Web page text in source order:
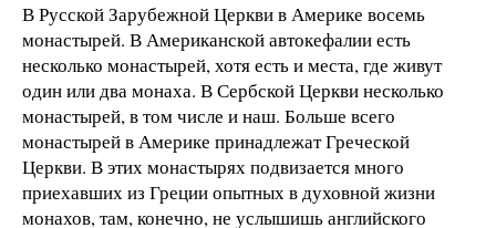
В Русской Зарубежной Церкви в Америке восемь
монастырей. В Американской автокефалии есть
несколько монастырей, хотя есть и места, где живут
один или два монаха. В Сербской Церкви несколько
монастырей, в том числе и наш. Больше всего
монастырей в Америке принадлежат Греческой
Церкви. В этих монастырях подвизается много
приехавших из Греции опытных в духовной жизни
монахов, там, конечно, не услышишь английского